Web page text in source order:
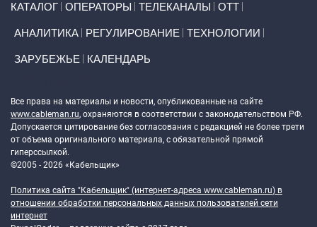
КАТАЛОГ ОПЕРАТОРЫ ТЕЛЕКАНАЛЫ ОТТ
АНАЛИТИКА РЕГУЛИРОВАНИЕ ТЕХНОЛОГИИ
ЗАРУБЕЖЬЕ КАЛЕНДАРЬ
Все права на материалы и новости, опубликованные на сайте
www.cableman.ru, охраняются в соответствии с законодательством РФ.
Допускается цитирование без согласования с редакцией не более трети
от объема оригинального материала, с обязательной прямой
гиперссылкой.
©2005 - 2026 «Кабельщик»
Политика сайта "Кабельщик" (интернет-адреса www.cableman.ru) в
отношении обработки персональных данных пользователей сети
интернет